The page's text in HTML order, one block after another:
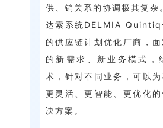
供、销关系的协调极其复杂
达索系统DELMIA Quintiq
的供应链计划优化厂商，
的新需求、新业务模式，
术，针对不同业务，可以
更灵活、更智能、更优化
决方案。